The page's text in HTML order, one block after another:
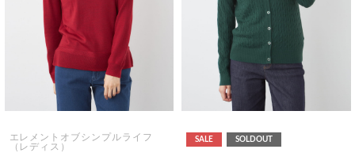
エレメントオブシンプルライフ
（レディス）
SALE SOLDOUT